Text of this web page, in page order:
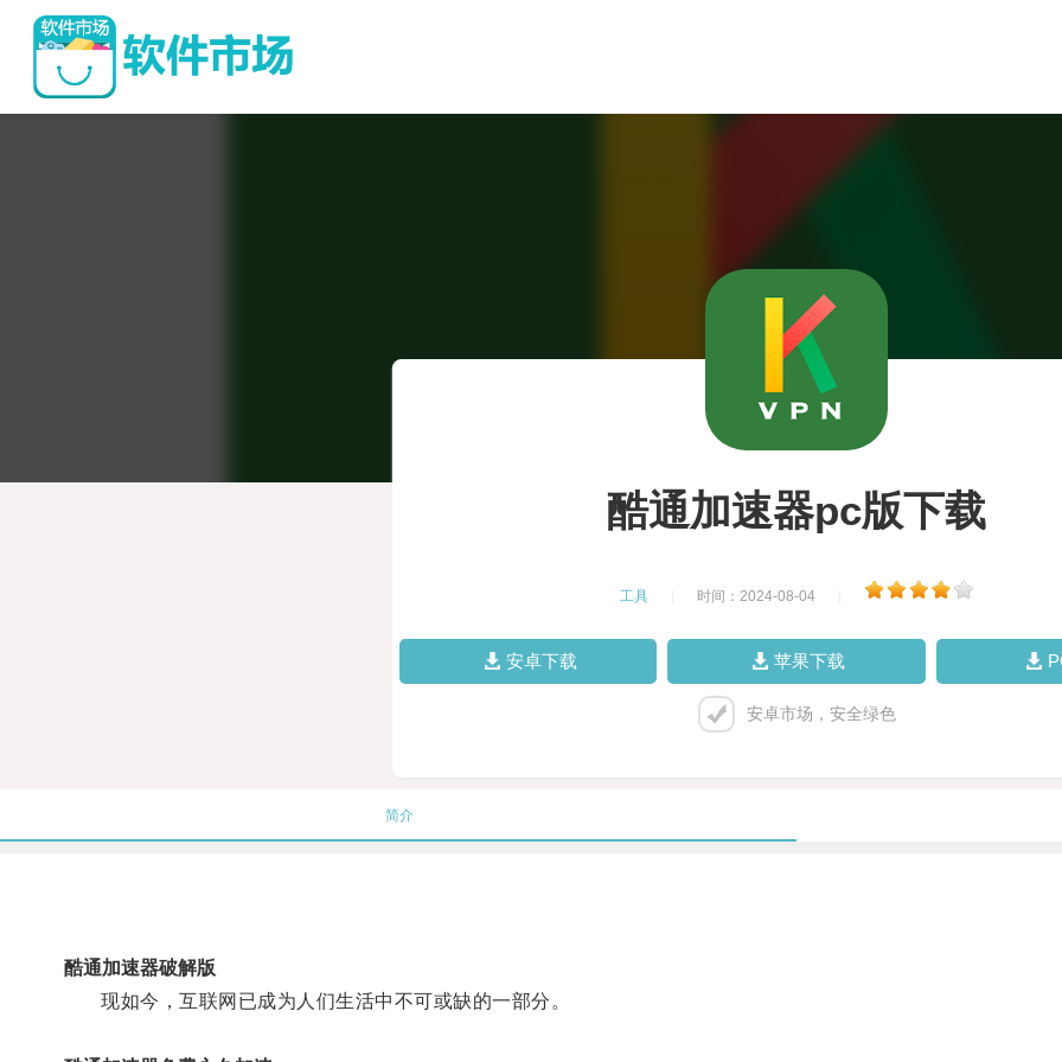
酷通加速器pc版下载
工具 时间：2024-08-04
安卓下载 苹果下载
安卓市场，安全绿色
简介
酷通加速器破解版
现如今，互联网已成为人们生活中不可或缺的一部分。